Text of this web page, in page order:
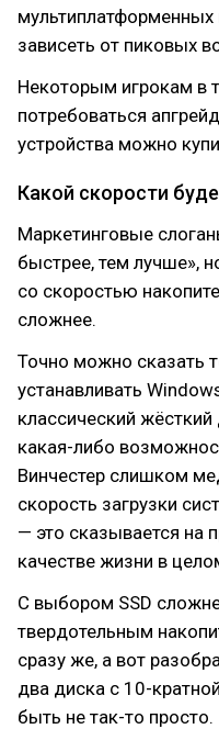
мультиплатформенных
зависеть от пиковых
Некоторым игрокам в
потребоваться
устройства можно
Какой скорости
Маркетинговые
быстрее, тем лучше»,
со скоростью
сложнее.
Точно можно сказать
устанавливать
классический жёсткий
какая-либо
Винчестер слишком
скорость загрузки
— это сказывается на
качестве жизни в
С выбором SSD
твердотельным
сразу же, а вот
два диска с 10-
быть не так-то просто.